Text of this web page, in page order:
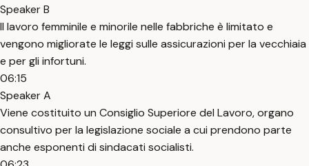
Speaker B
Il lavoro femminile e minorile nelle fabbriche è limitato e
vengono migliorate le leggi sulle assicurazioni per la vecchiaia
e per gli infortuni.
06:15
Speaker A
Viene costituito un Consiglio Superiore del Lavoro, organo
consultivo per la legislazione sociale a cui prendono parte
anche esponenti di sindacati socialisti.